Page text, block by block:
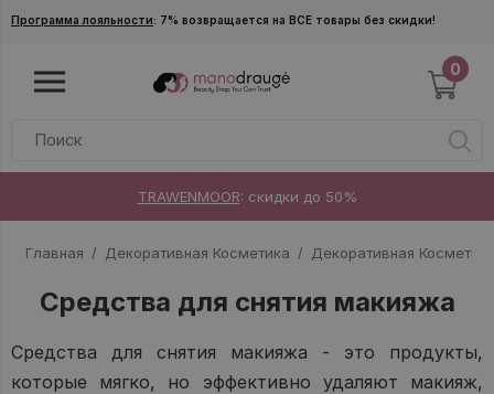
Skip to main content
Программа лояльности: 7% возвращается на ВСЕ товары без скидки!
0
TRAWENMOOR: скидки до 50%
Главная Декоративная Косметика Декоративная
Средства для снятия макияжа
Средства для снятия макияжа - это продукты,
которые мягко, но эффективно удаляют макияж,